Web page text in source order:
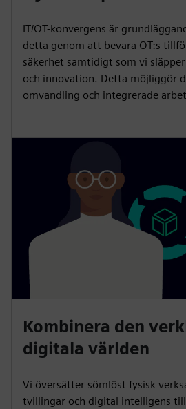
IT/OT-konvergens är
detta genom att bevara OT:s
säkerhet samtidigt som vi
och innovation. Detta möjliggör
omvandling och integrerade
Kombinera den
digitala världen
Vi översätter sömlöst fysisk
tvillingar och digital intelligens